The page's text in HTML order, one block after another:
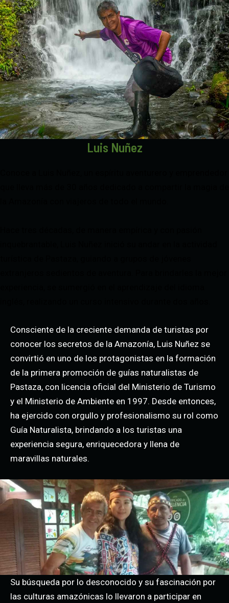
Luis Nuñez
Consciente de la creciente demanda de turistas por
conocer los secretos de la Amazonía, Luis Nuñez se
convirtió en uno de los protagonistas en la formación
de la primera promoción de guías naturalistas de
Pastaza, con licencia oficial del Ministerio de Turismo
y el Ministerio de Ambiente en 1997. Desde entonces,
ha ejercido con orgullo y profesionalismo su rol como
Guía Naturalista, brindando a los turistas una
experiencia segura, enriquecedora y llena de
maravillas naturales.
Su búsqueda por lo desconocido y su fascinación por
las culturas amazónicas lo llevaron a participar en